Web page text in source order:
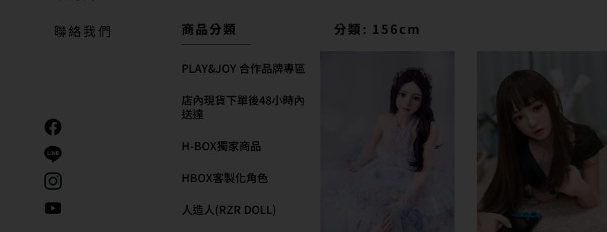
聯絡我們 商品分類
PLAY&JOY 合作品牌專區
店內現貨下單後48小時內
送達
H-BOX獨家商品
HBOX客製化角色
人造人(RZR DOLL)
分類: 156cm